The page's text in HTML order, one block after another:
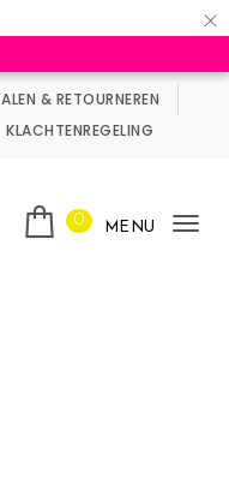
×
& RETOURNEREN
KLACHTENREGELING
0 MENU